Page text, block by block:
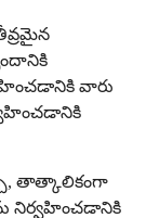
వారు
తాత్కాలికంగా
నిర్వహించడానికి